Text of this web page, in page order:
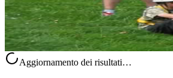
Su richiesta
Sankt Stefan ob Stainz, Austria
Aggiornamento dei risultati…